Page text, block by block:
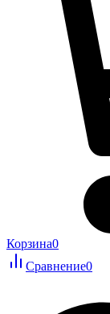
Корзина0
Сравнение0